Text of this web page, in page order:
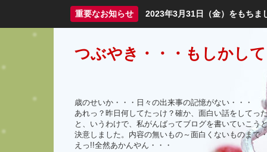
重要なお知らせ 2023年3月31日（金）をもちま
つぶやき・・・もしかし
歳のせいか・・・日々の出来事の記憶がない・・・
あれっ？昨日何してたっけ？確か、面白い話をしてっ
と、いうわけで、私がんばってブログを書いていこう
決意しました。内容の無いもの～面白くないものまで
えっ!!全然あかんやん・・・